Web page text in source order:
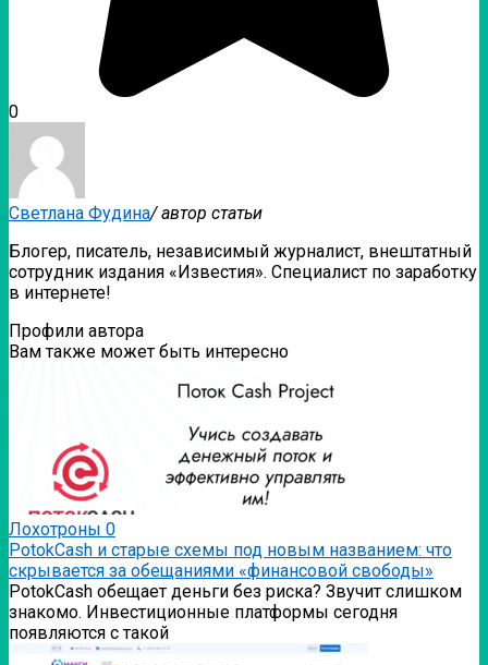
0
Светлана Фудина/ автор статьи
Блогер, писатель, независимый журналист, внештатный
сотрудник издания «Известия». Специалист по заработку
в интернете!
Профили автора
Вам также может быть интересно
Лохотроны 0
PotokCash и старые схемы под новым названием: что
скрывается за обещаниями «финансовой свободы»
PotokCash обещает деньги без риска? Звучит слишком
знакомо. Инвестиционные платформы сегодня
появляются с такой